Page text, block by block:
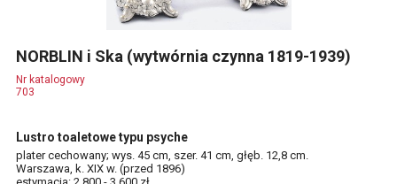
NORBLIN i Ska (wytwórnia czynna 1819-1939)
Nr katalogowy
703
Lustro toaletowe typu psyche
plater cechowany; wys. 45 cm, szer. 41 cm, głęb. 12,8 cm.
Warszawa, k. XIX w. (przed 1896)